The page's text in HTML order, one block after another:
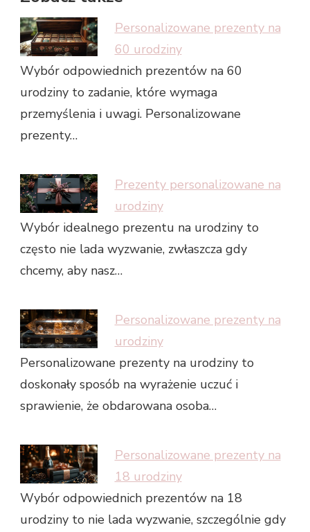
Personalizowane prezenty na
60 urodziny
Wybór odpowiednich prezentów na 60
urodziny to zadanie, które wymaga
przemyślenia i uwagi. Personalizowane
prezenty…
Prezenty personalizowane na
urodziny
Wybór idealnego prezentu na urodziny to
często nie lada wyzwanie, zwłaszcza gdy
chcemy, aby nasz…
Personalizowane prezenty na
urodziny
Personalizowane prezenty na urodziny to
doskonały sposób na wyrażenie uczuć i
sprawienie, że obdarowana osoba…
Personalizowane prezenty na
18 urodziny
Wybór odpowiednich prezentów na 18
urodziny to nie lada wyzwanie, szczególnie gdy